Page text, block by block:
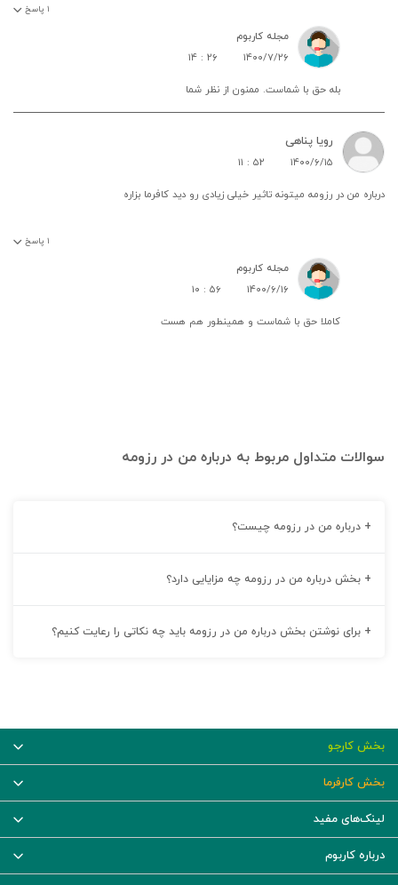
۱ پاسخ
مجله کاربوم
۱۴۰۰/۷/۲۶
۱۴ : ۲۶
بله حق با شماست. ممنون از نظر شما
رویا پناهی
۱۴۰۰/۶/۱۵ ۱۱ : ۵۲
درباره من در رزومه میتونه تاثیر خیلی زیادی رو دید کافرما بزاره
۱ پاسخ
مجله کاربوم
۱۴۰۰/۶/۱۶
۱۰ : ۵۶
کاملا حق با شماست و همینطور هم هست
سوالات متداول مربوط به درباره من در رزومه
+ درباره من در رزومه چیست؟
+ بخش درباره من در رزومه چه مزایایی دارد؟
+ برای نوشتن بخش درباره من در رزومه باید چه نکاتی را رعایت کنیم؟
بخش کارجو
بخش کارفرما
لینک‌های مفید
درباره کاربوم